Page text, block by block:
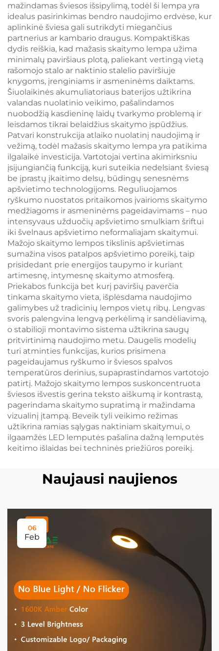
mažindamas šviesos išsipylimą, todėl ši lempa yra
idealus pasirinkimas bendro naudojimo erdvėse, kur
aplinkinė šviesa gali sutrikdyti miegančius
partnerius ar kambario draugus. Kompaktiškas
dydis reiškia, kad mažasis skaitymo lempa užima
minimalų paviršiaus plotą, paliekant vertingą vietą
rašomojo stalo ar naktinio stalelio paviršiuje
knygoms, įrenginiams ir asmeninėms daiktams.
Šiuolaikinės akumuliatoriaus baterijos užtikrina
valandas nuolatinio veikimo, pašalindamos
nuobodžią kasdieninę laidų tvarkymo problemą ir
leisdamos tikrai belaidžius skaitymo įspūdžius.
Patvari konstrukcija atlaiko nuolatinį naudojimą ir
vežimą, todėl mažasis skaitymo lempa yra patikima
ilgalaikė investicija. Vartotojai vertina akimirksniu
įsijungiančią funkciją, kuri suteikia nedelsiant šviesą
be įprastų įkaitimo delsų, būdingų senesnėms
apšvietimo technologijoms. Reguliuojamos
ryškumo nuostatos pritaikomos įvairioms skaitymo
medžiagoms ir asmeninėms pageidavimams – nuo
intensyvaus užduočių apšvietimo smulkiam šriftui
iki švelnaus apšvietimo neformaliajam skaitymui.
Mažojo skaitymo lempos tikslinis apšvietimas
sumažina visos patalpos apšvietimo poreikį, taip
prisidedant prie energijos taupymo ir kuriant
artimesnę, intymesnę skaitymo atmosferą.
Priekabos funkcija bet kurį paviršių paverčia
tinkama skaitymo vieta, išplėsdama naudojimo
galimybes už tradicinių lempos vietų ribų. Lengvas
svoris palengvina lengvą perkėlimą ir sandėliavimą,
o stabilioji montavimo sistema užtikrina saugų
pritvirtinimą naudojimo metu. Daugelis modelių
turi atminties funkcijas, kurios prisimena
pageidaujamus ryškumo ir šviesos spalvos
temperatūros derinius, supaprastindamos vartotojo
patirtį. Mažojo skaitymo lempos suskoncentruota
šviesos išvestis gerina teksto aiškumą ir kontrastą,
pagerindama skaitymo supratimą ir mažindama
vizualinį įtampą. Beveik tyli veikimo režimas
užtikrina ramias sąlygas naktiniam skaitymui, o
ilgaamžės LED lemputės pašalina dažną lemputės
keitimo išlaidas bei techninės priežiūros poreikį.
Naujausi naujienos
06
Feb